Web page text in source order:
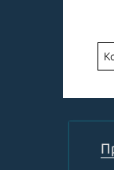
1